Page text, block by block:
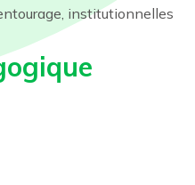
institutionnelles